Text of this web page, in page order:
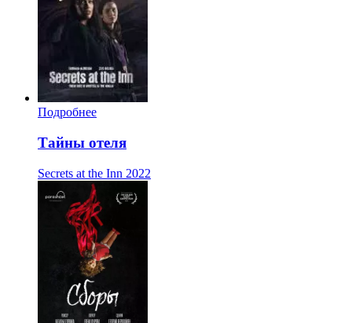
Подробнее
Тайны отеля
Secrets at the Inn 2022